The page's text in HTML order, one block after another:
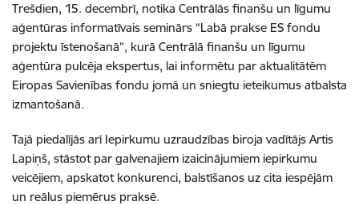
Trešdien, 15. decembrī, notika Centrālās finanšu un līgumu
aģentūras informatīvais seminārs “Labā prakse ES fondu
projektu īstenošanā”, kurā Centrālā finanšu un līgumu
aģentūra pulcēja ekspertus, lai informētu par aktualitātēm
Eiropas Savienības fondu jomā un sniegtu ieteikumus atbalsta
izmantošanā.
Tajā piedalījās arī Iepirkumu uzraudzības biroja vadītājs Artis
Lapiņš, stāstot par galvenajiem izaicinājumiem iepirkumu
veicējiem, apskatot konkurenci, balstīšanos uz cita iespējām
un reālus piemērus praksē.